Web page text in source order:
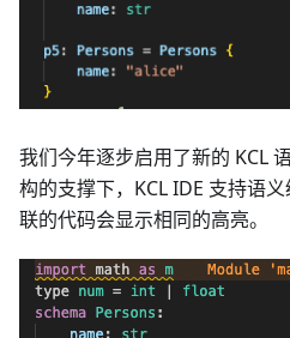
我们今年逐步启用了新的 KCL
构的支撑下，KCL IDE 支持语
联的代码会显示相同的高亮。